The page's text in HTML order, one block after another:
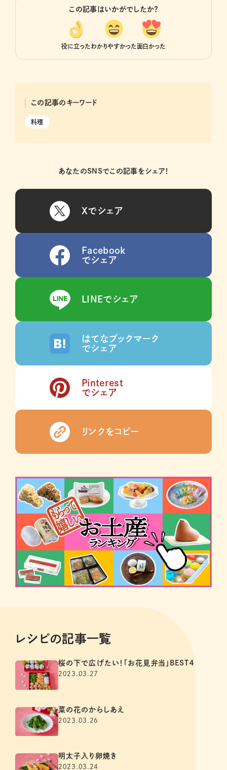
この記事はいかがでしたか？
役に立ったわかりやすかった面白かった
この記事のキーワード
料理
あなたのSNSでこの記事をシェア！
Xでシェア
Facebook
でシェア
LINEでシェア
はてなブックマーク
でシェア
Pinterest
でシェア
リンクをコピー
レシピの記事一覧
桜の下で広げたい！「お花見弁当」BEST４
2023.03.27
菜の花のからしあえ
2023.03.26
明太子入り卵焼き
2023.03.24